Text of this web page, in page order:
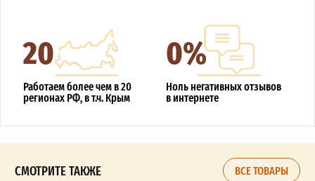
20
Работаем более чем в 20
регионах РФ, в т.ч. Крым
0%
Ноль негативных отзывов
в интернете
СМОТРИТЕ ТАКЖЕ ВСЕ ТОВАРЫ